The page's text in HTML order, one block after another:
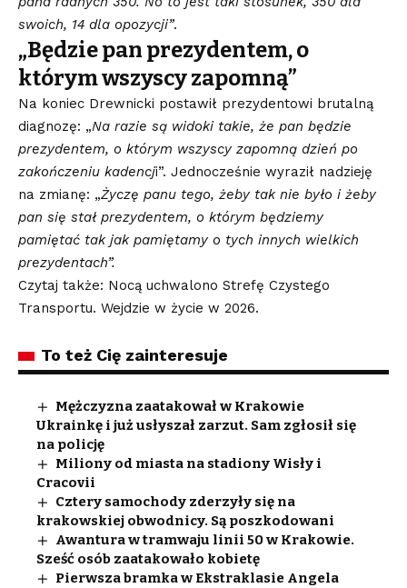
swoich, 14 dla opozycji”.
„Będzie pan prezydentem, o
którym wszyscy zapomną”
Na koniec Drewnicki postawił prezydentowi brutalną
diagnozę: „Na razie są widoki takie, że pan będzie
prezydentem, o którym wszyscy zapomną dzień po
zakończeniu kadencji”. Jednocześnie wyraził nadzieję
na zmianę: „Życzę panu tego, żeby tak nie było i żeby
pan się stał prezydentem, o którym będziemy
pamiętać tak jak pamiętamy o tych innych wielkich
prezydentach”.
Czytaj także: Nocą uchwalono Strefę Czystego
Transportu. Wejdzie w życie w 2026.
To też Cię zainteresuje
Mężczyzna zaatakował w Krakowie
Ukrainkę i już usłyszał zarzut. Sam zgłosił się
na policję
Miliony od miasta na stadiony Wisły i
Cracovii
Cztery samochody zderzyły się na
krakowskiej obwodnicy. Są poszkodowani
Awantura w tramwaju linii 50 w Krakowie.
Sześć osób zaatakowało kobietę
Pierwsza bramka w Ekstraklasie Angela